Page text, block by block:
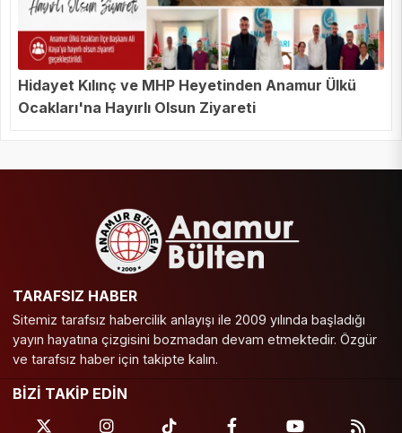
Hidayet Kılınç ve MHP Heyetinden Anamur Ülkü
Ocakları'na Hayırlı Olsun Ziyareti
TARAFSIZ HABER
Sitemiz tarafsız habercilik anlayışı ile 2009 yılında başladığı
yayın hayatına çizgisini bozmadan devam etmektedir. Özgür
ve tarafsız haber için takipte kalın.
BİZİ TAKİP EDİN